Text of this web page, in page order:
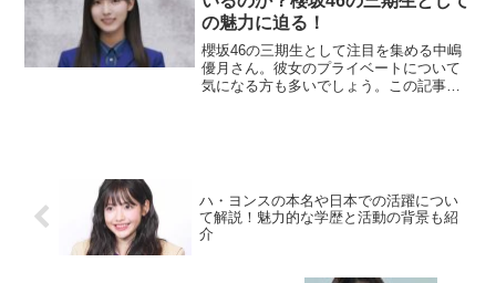
の魅力に迫る！
櫻坂46の三期生として注目を集める中嶋
優月さん。彼女のプライベートについて
気になる方も多いでしょう。この記事で
ハ・ヨンスの本名や日本での活躍につい
て解説！魅力的な学歴と活動の背景も紹
介